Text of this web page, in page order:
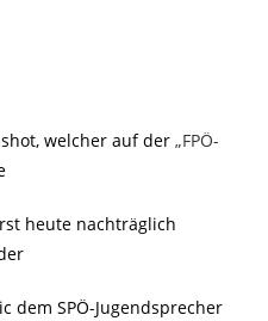
welcher auf der „FPÖ-
heute nachträglich
dem SPÖ-Jugendsprecher